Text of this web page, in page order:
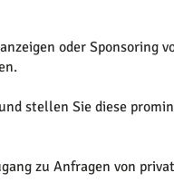
oder Sponsoring
stellen Sie diese
zu Anfragen von